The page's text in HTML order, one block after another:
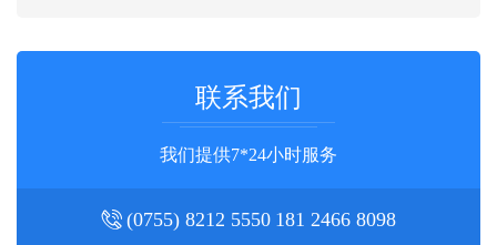
联系我们
我们提供7*24小时服务
(0755) 8212 5550 181 2466 8098